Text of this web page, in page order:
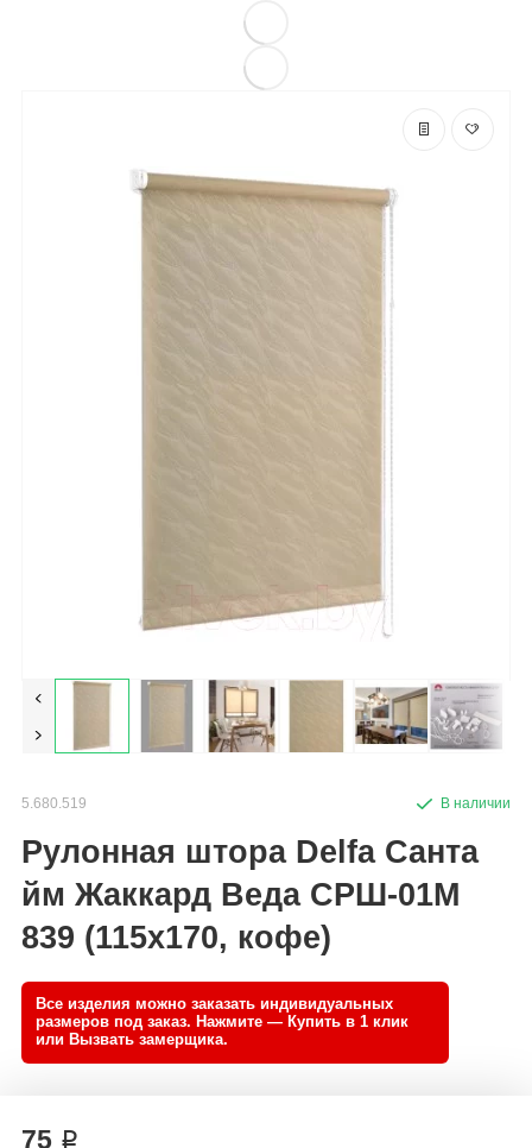
5.680.519
Рулонная штора Delfa Санта
йм Жаккард Веда СРШ-01М
839 (115x170, кофе)
75 ₽